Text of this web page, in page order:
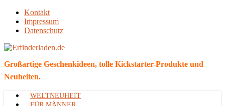
Kontakt
Impressum
Datenschutz
Großartige Geschenkideen, tolle Kickstarter-Produkte und
Neuheiten.
WELTNEUHEIT